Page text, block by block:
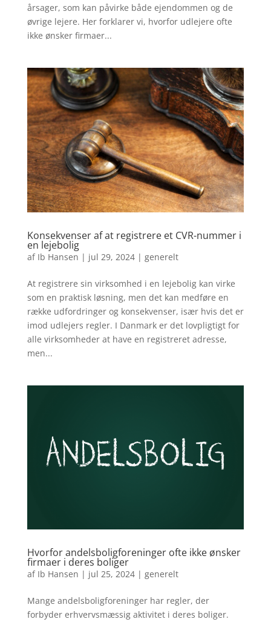
årsager, som kan påvirke både ejendommen og de
øvrige lejere. Her forklarer vi, hvorfor udlejere ofte
ikke ønsker firmaer...
Konsekvenser af at registrere et CVR-nummer i
en lejebolig
af Ib Hansen | jul 29, 2024| generelt
At registrere sin virksomhed i en lejebolig kan virke
som en praktisk løsning, men det kan medføre en
række udfordringer og konsekvenser, især hvis det er
imod udlejers regler. I Danmark er det lovpligtigt for
alle virksomheder at have en registreret adresse,
men...
Hvorfor andelsboligforeninger ofte ikke ønsker
firmaer i deres boliger
af Ib Hansen | jul 25, 2024| generelt
Mange andelsboligforeninger har regler, der
forbyder erhvervsmæssig aktivitet i deres boliger.